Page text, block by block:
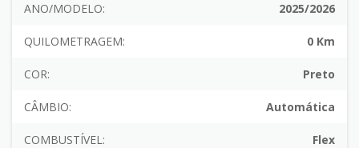
ANO/MODELO: 2025/2026
QUILOMETRAGEM: 0 Km
COR: Preto
CÂMBIO: Automática
COMBUSTÍVEL: Flex